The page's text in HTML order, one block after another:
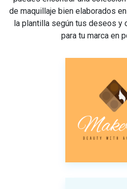
de maquillaje bien elaborados
la plantilla según tus deseos y
para tu marca en